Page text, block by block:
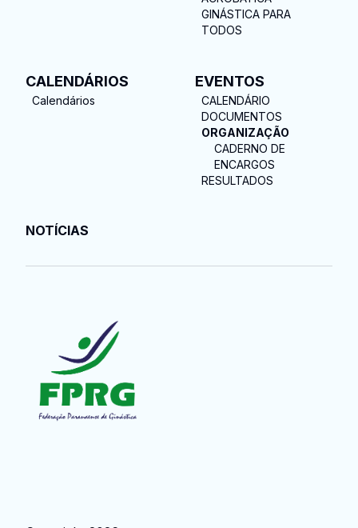
GINÁSTICA PARA
TODOS
CALENDÁRIOS
Calendários
EVENTOS
CALENDÁRIO
DOCUMENTOS
ORGANIZAÇÃO
CADERNO DE
ENCARGOS
RESULTADOS
NOTÍCIAS